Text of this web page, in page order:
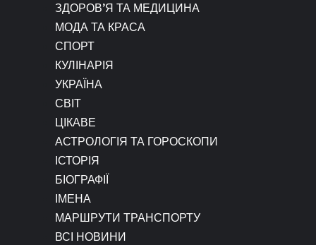
ЗДОРОВ’Я ТА МЕДИЦИНА
МОДА ТА КРАСА
СПОРТ
КУЛІНАРІЯ
УКРАЇНА
СВІТ
ЦІКАВЕ
АСТРОЛОГІЯ ТА ГОРОСКОПИ
ІСТОРІЯ
БІОГРАФІЇ
ІМЕНА
МАРШРУТИ ТРАНСПОРТУ
ВСІ НОВИНИ